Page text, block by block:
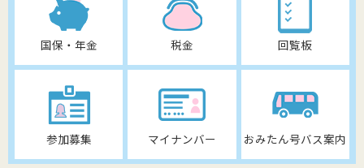
国保・年金 税金 回覧板
参加募集 マイナンバー おみたん号バス案内